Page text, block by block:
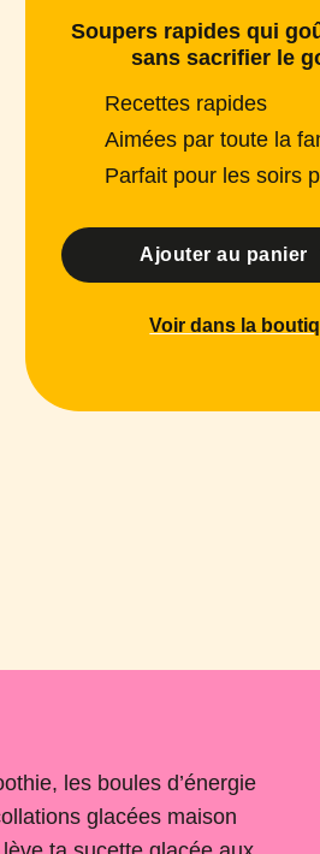
Soupers rapides qui
sans sacrifier le
Recettes rapides
Aimées par toute la
Parfait pour les soirs
Ajouter au panier
Voir dans la
les boules d’énergie
glacées maison